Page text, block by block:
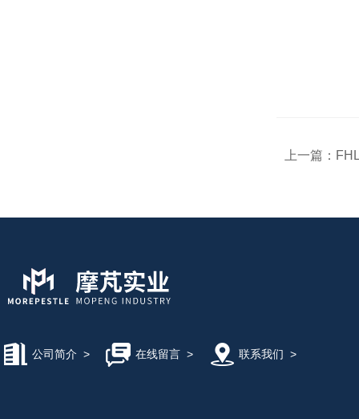
上一篇：
公司简介 > 在线留言> 联系我们 >